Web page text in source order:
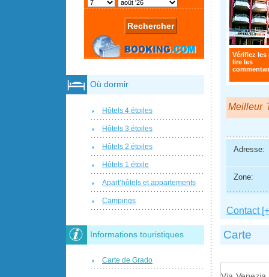
Vérifiez les
lire les
Meilleur
Adresse:
Zone:
Contact
Carte
Où dormir
Hôtels 4 étoiles
Hôtels 3 étoiles
Hôtels 2 étoiles
Hôtels 1 étoile
Apart’hôtels et appartements
Campings
Informations touristiques
Carte de Grado